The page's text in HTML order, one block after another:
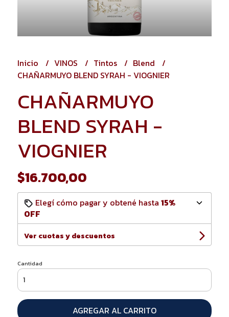
Inicio VINOS Tintos
Blend
CHAÑARMUYO BLEND SYRAH - VIOGNIER
CHAÑARMUYO
BLEND SYRAH -
VIOGNIER
$16.700,00
Elegí cómo pagar y obtené hasta 15%
OFF
Ver cuotas y descuentos
Cantidad
AGREGAR AL CARRITO